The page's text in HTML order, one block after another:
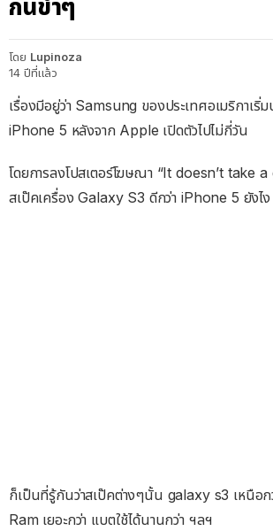
กันขำๆ
โดย Lupinoza
14 ปีที่แล้ว
เรื่องมีอยู่ว่า Samsung ของประเทศอเมริกาเริ่
iPhone 5 หลังจาก Apple เปิดตัวไปไม่กี่วัน
โดยการลงโปสเตอร์โฆษณา “It doesn’t take a
สเป๊คเครื่อง Galaxy S3 ดีกว่า iPhone 5 ยังไ
ก็เป็นที่รู้กันว่าสเป๊คต่างๆนั้น galaxy s3 เหนือก
Ram เยอะกว่า แบตใช้ได้นานกว่า ฯลฯ